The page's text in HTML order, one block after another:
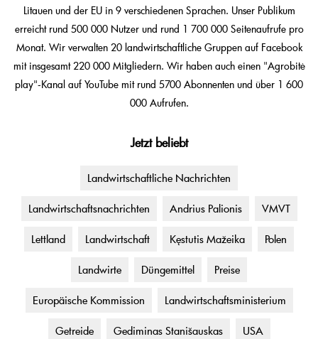
Litauen und der EU in 9 verschiedenen Sprachen. Unser Publikum
erreicht rund 500 000 Nutzer und rund 1 700 000 Seitenaufrufe pro
Monat. Wir verwalten 20 landwirtschaftliche Gruppen auf Facebook
mit insgesamt 220 000 Mitgliedern. Wir haben auch einen "Agrobitė
play"-Kanal auf YouTube mit rund 5700 Abonnenten und über 1 600
000 Aufrufen.
Jetzt beliebt
Landwirtschaftliche Nachrichten
Landwirtschaftsnachrichten Andrius Palionis VMVT
Lettland Landwirtschaft Kęstutis Mažeika Polen
Landwirte Düngemittel Preise
Europäische Kommission Landwirtschaftsministerium
Getreide Gediminas Stanišauskas USA